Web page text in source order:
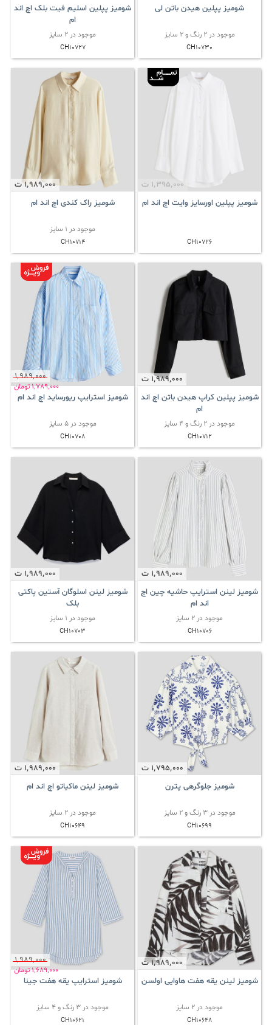
شومیز پپلین هیدن باتن لی
موجود در 2 رنگ و 2 سایز
CH10730
شومیز پپلین اسلیم فیت بلک اچ اند
ام
موجود در 2 سایز
CH10727
1٬395٬000 ت
شومیز پپلین اورسایز وایت اچ اند ام
CH10726
1٬989٬000 ت
شومیز راک کندی اچ اند ام
موجود در 1 سایز
CH10714
1٬989٬000 ت
شومیز پپلین کراپ هیدن باتن اچ اند
ام
موجود در 2 رنگ و 4 سایز
CH10712
1٬989٬000
1٬789٬000تومان
شومیز استرایپ ریورساید اچ اند ام
موجود در 5 سایز
CH10708
1٬989٬000 ت
شومیز لینن استرایپ حاشیه چین اچ
اند ام
موجود در 2 سایز
CH10706
1٬989٬000 ت
شومیز لینن اسلوگان آستین پاکتی
بلک
موجود در 1 سایز
CH10703
1٬795٬000 ت
شومیز جلوگرهی پترن
موجود در 3 رنگ و 2 سایز
CH10699
1٬989٬000 ت
شومیز لینن ماکیاتو اچ اند ام
موجود در 2 سایز
CH10649
1٬989٬000 ت
شومیز لینن یقه هفت هاوایی اولسن
موجود در 2 سایز
CH10648
1٬989٬000
1٬689٬000تومان
شومیز استرایپ یقه هفت جینا
موجود در 3 رنگ و 4 سایز
CH10621